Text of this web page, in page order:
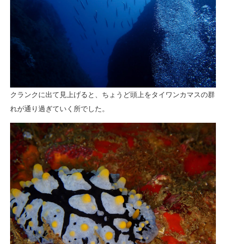
クランクに出て見上げると、ちょうど頭上をタイワンカマスの群
れが通り過ぎていく所でした。